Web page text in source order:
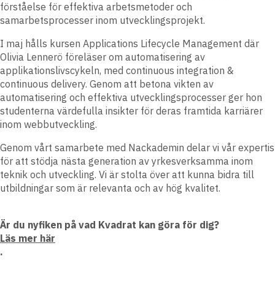
förståelse för effektiva arbetsmetoder och
samarbetsprocesser inom utvecklingsprojekt.
I maj hålls kursen Applications Lifecycle Management där
Olivia Lennerö föreläser om automatisering av
applikationslivscykeln, med continuous integration &
continuous delivery. Genom att betona vikten av
automatisering och effektiva utvecklingsprocesser ger hon
studenterna värdefulla insikter för deras framtida karriärer
inom webbutveckling.
Genom vårt samarbete med Nackademin delar vi vår expertis
för att stödja nästa generation av yrkesverksamma inom
teknik och utveckling. Vi är stolta över att kunna bidra till
utbildningar som är relevanta och av hög kvalitet.
Är du nyfiken på vad Kvadrat kan göra för dig?
Läs mer här
.